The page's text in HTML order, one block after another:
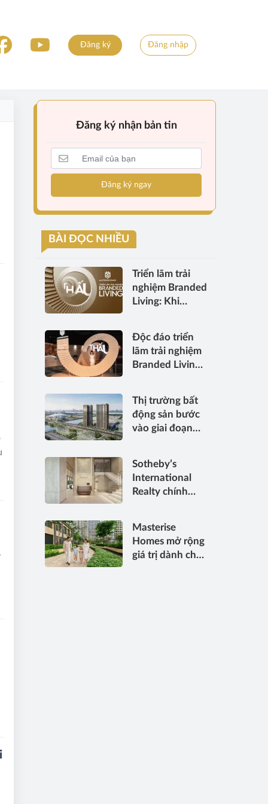
Đăng ký Đăng nhập
Đăng ký nhận bản tin
Đăng ký ngay
BÀI ĐỌC NHIỀU
Triển lãm trải
nghiệm Branded
Living: Khi
“thấu” trong
từng điểm chạm
Độc đáo triển
lãm trải nghiệm
Branded Living
Homes đánh
thức “thấu cảm”
tinh hoa về
hàng hiệu
Thị trường bất
động sản bước
vào giai đoạn
đang dành cho
ai?
Sotheby’s
International
Realty chính
cánh cửa đưa
bất động sản
hạng sang kết
Masterise
Homes mở rộng
giá trị dành cho